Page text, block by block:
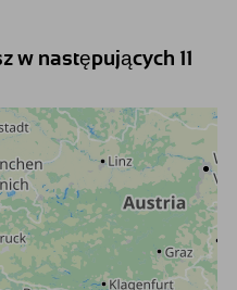
w następujących 11